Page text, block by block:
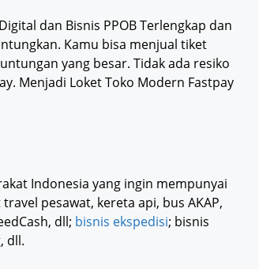
dan Bisnis PPOB Terlengkap dan
Kamu bisa menjual tiket
yang besar. Tidak ada resiko
Menjadi Loket Toko Modern Fastpay
Indonesia yang ingin mempunyai
pesawat, kereta api, bus AKAP,
dll; bisnis ekspedisi; bisnis
dll.